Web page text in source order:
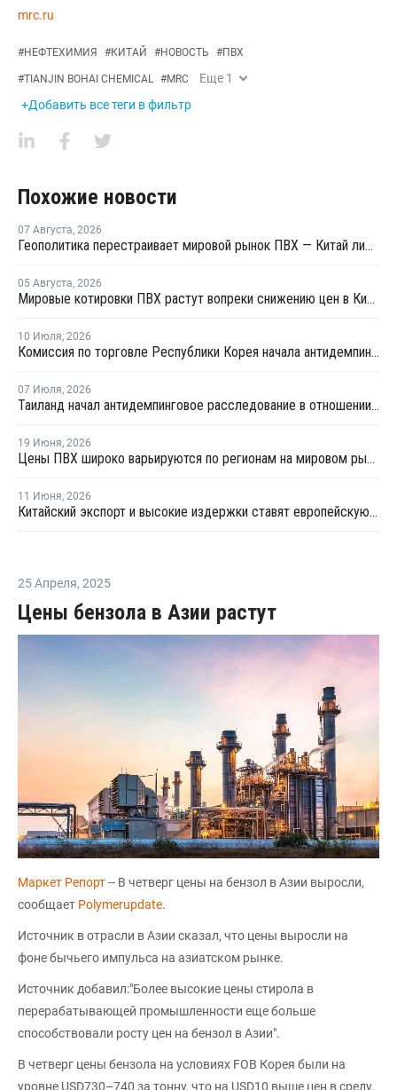
mrc.ru
#НЕФТЕХИМИЯ #КИТАЙ #НОВОСТЬ #ПВХ
#TIANJIN BOHAI CHEMICAL #MRC Еще 1
+Добавить все теги в фильтр
Похожие новости
07 Августа, 2026
Геополитика перестраивает мировой рынок ПВХ — Китай лидирует в экспорте
05 Августа, 2026
Мировые котировки ПВХ растут вопреки снижению цен в Китае
10 Июля, 2026
Комиссия по торговле Республики Корея начала антидемпинговое расследование в отношении китайского ПВХ-С
07 Июля, 2026
Таиланд начал антидемпинговое расследование в отношении ПВХ из Китая и Тайваня
19 Июня, 2026
Цены ПВХ широко варьируются по регионам на мировом рынке
11 Июня, 2026
Китайский экспорт и высокие издержки ставят европейскую индустрию ПВХ на грань выживания
25 Апреля, 2025
Цены бензола в Азии растут
Маркет Репорт-- В четверг цены на бензол в Азии выросли,
сообщает Polymerupdate.
Источник в отрасли в Азии сказал, что цены выросли на
фоне бычьего импульса на азиатском рынке.
Источник добавил:"Более высокие цены стирола в
перерабатывающей промышленности еще больше
способствовали росту цен на бензол в Азии".
В четверг цены бензола на условиях FOB Корея были на
уровне USD730–740 за тонну, что на USD10 выше цен в среду.